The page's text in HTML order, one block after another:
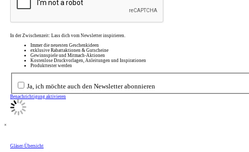
In der Zwischenzeit: Lass dich vom Newsletter inspirieren.
Immer die neuesten Geschenkideen
exklusive Rabattaktionen & Gutscheine
Gewinnspiele und Mitmach-Aktionen
Kostenlose Druckvorlagen, Anleitungen und Inspirationen
Produkttester werden
Ja, ich möchte auch den Newsletter abonnieren
Benachrichtigung aktivieren
×
Gläser-Übersicht